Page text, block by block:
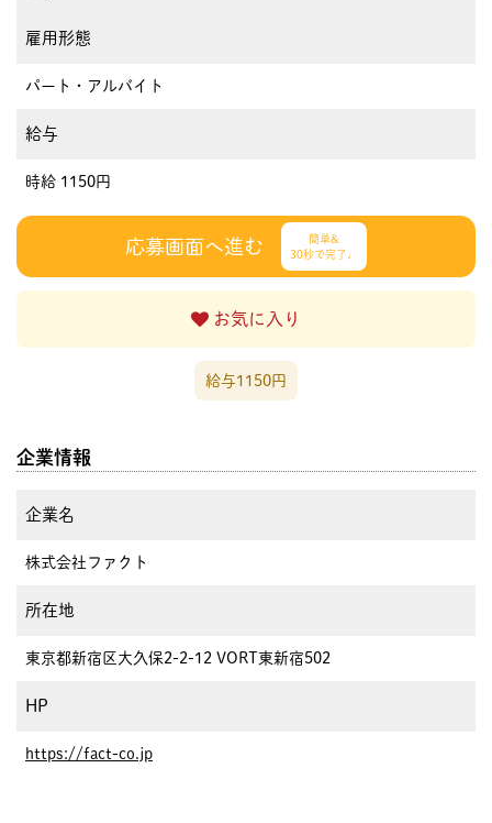
雇用形態
パート・アルバイト
給与
時給 1150円
応募画面へ進む
簡単&
30秒で完了♩
お気に入り
給与1150円
企業情報
企業名
株式会社ファクト
所在地
東京都新宿区大久保2-2-12 VORT東新宿502
HP
https://fact-co.jp